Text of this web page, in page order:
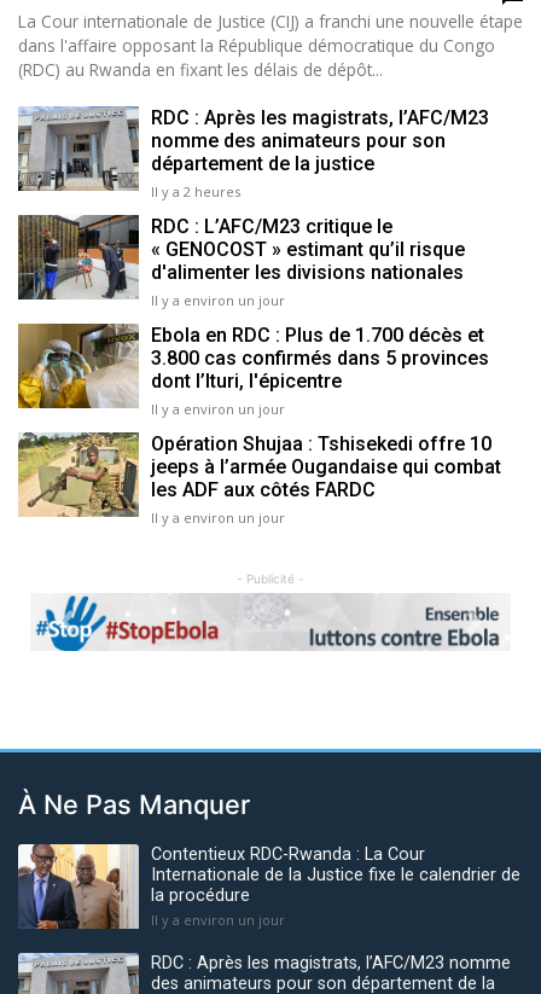
La Cour internationale de Justice (CIJ) a franchi une nouvelle étape
dans l'affaire opposant la République démocratique du Congo
(RDC) au Rwanda en fixant les délais de dépôt...
RDC : Après les magistrats, l’AFC/M23
nomme des animateurs pour son
département de la justice
Il y a 2 heures
RDC : L’AFC/M23 critique le
« GENOCOST » estimant qu’il risque
d'alimenter les divisions nationales
Il y a environ un jour
Ebola en RDC : Plus de 1.700 décès et
3.800 cas confirmés dans 5 provinces
dont l’Ituri, l'épicentre
Il y a environ un jour
Opération Shujaa : Tshisekedi offre 10
jeeps à l’armée Ougandaise qui combat
les ADF aux côtés FARDC
Il y a environ un jour
- Publicité -
Previous Next
À Ne Pas Manquer
Contentieux RDC-Rwanda : La Cour
Internationale de la Justice fixe le calendrier de
la procédure
Il y a environ un jour
RDC : Après les magistrats, l’AFC/M23 nomme
des animateurs pour son département de la